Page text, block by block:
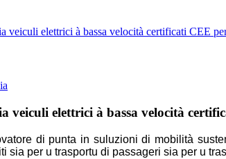
veiculi elettrici à bassa velocità certificati CEE
veiculi elettrici à bassa velocità
di punta in suluzioni di mobilità
sia per u trasportu di passageri sia per u